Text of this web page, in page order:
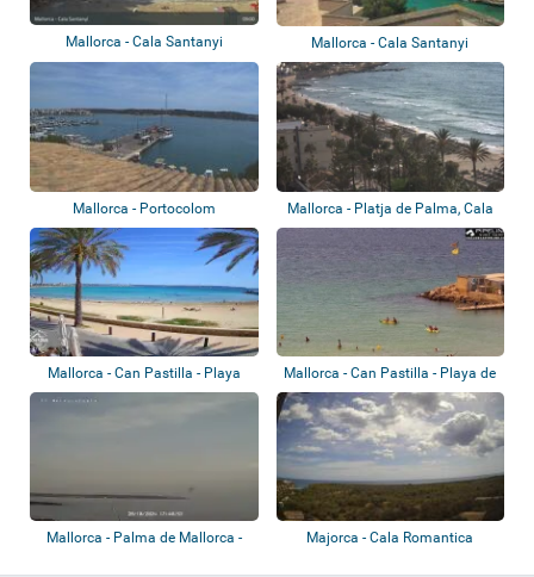
Mallorca - Cala Santanyi Mallorca - Cala Santanyi
Mallorca - Portocolom
Mallorca - Platja de Palma, Cala
Millor,...
Mallorca - Can Pastilla - Playa
Mallorca - Can Pastilla - Playa de
Palma
Mallorca - Palma de Mallorca -
Majorca - Cala Romantica